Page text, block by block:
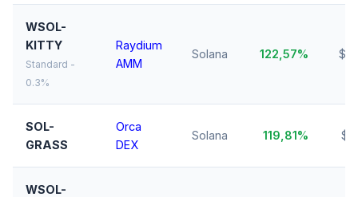
WSOL-
KITTY
Standard -
0.3%
Raydium
AMM
Solana 122,57%
SOL-
GRASS
Orca
DEX
Solana 119,81%
WSOL-